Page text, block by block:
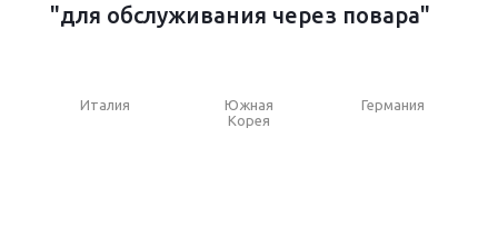
"для обслуживания через повара"
Италия
Южная
Корея
Германия